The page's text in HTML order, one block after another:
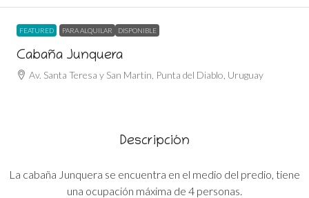
FEATURED PARA ALQUILAR DISPONIBLE
Cabaña Junquera
Av. Santa Teresa y San Martin, Punta del Diablo, Uruguay
Descripción
La cabaña Junquera se encuentra en el medio del predio, tiene
una ocupación máxima de 4 personas.